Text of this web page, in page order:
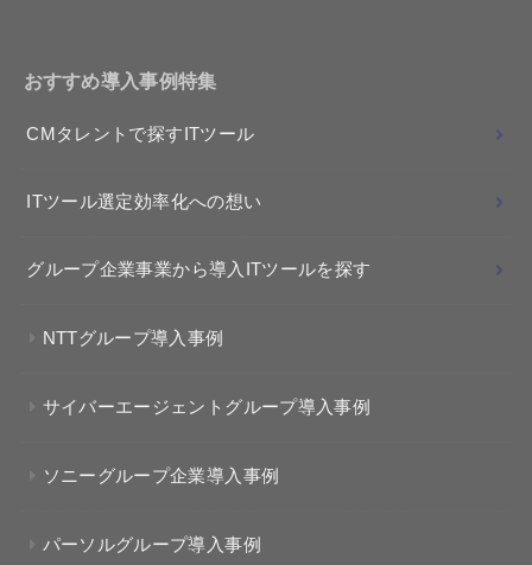
おすすめ導入事例特集
CMタレントで探すITツール
ITツール選定効率化への想い
グループ企業事業から導入ITツールを探す
NTTグループ導入事例
サイバーエージェントグループ導入事例
ソニーグループ企業導入事例
パーソルグループ導入事例